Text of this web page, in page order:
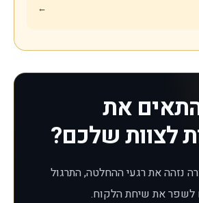
←
את
לצוות שלכם?
נזהה את רגעי ההחלטה, התרגול
לשפר את שיחת הלקוח.